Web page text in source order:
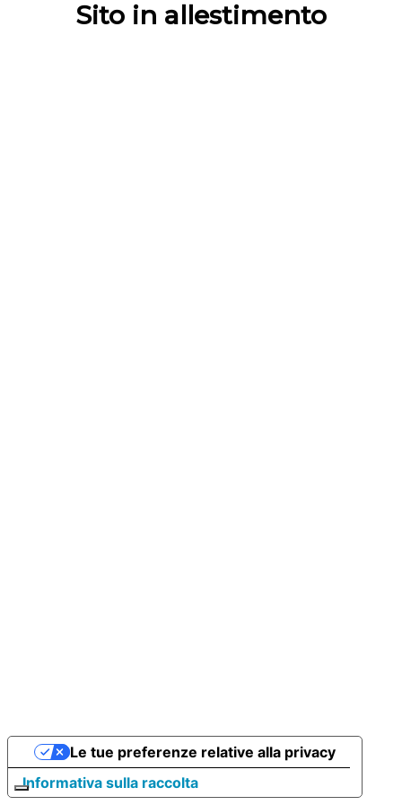
Sito in allestimento
Informativa sulla raccolta
Le tue preferenze relative alla privacy